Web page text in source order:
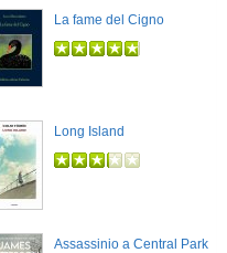
La fame del Cigno
Long Island
Assassinio a Central Park